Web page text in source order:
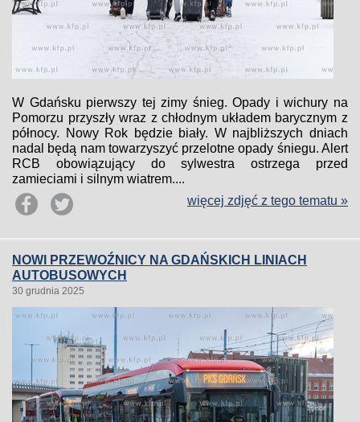
W Gdańsku pierwszy tej zimy śnieg. Opady i wichury na
Pomorzu przyszły wraz z chłodnym układem barycznym z
północy. Nowy Rok będzie biały. W najbliższych dniach
nadal będą nam towarzyszyć przelotne opady śniegu. Alert
RCB obowiązujący do sylwestra ostrzega przed
zamieciami i silnym wiatrem....
więcej zdjęć z tego tematu »
NOWI PRZEWOŹNICY NA GDAŃSKICH LINIACH
AUTOBUSOWYCH
30 grudnia 2025